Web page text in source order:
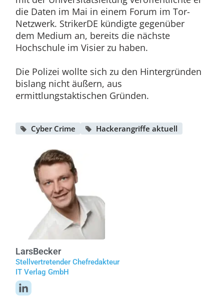
die Daten im Mai in einem Forum im Tor-
Netzwerk. StrikerDE kündigte gegenüber
dem Medium an, bereits die nächste
Hochschule im Visier zu haben.
Die Polizei wollte sich zu den Hintergründen
bislang nicht äußern, aus
ermittlungstaktischen Gründen.
Cyber Crime Hackerangriffe aktuell
LarsBecker
Stellvertretender Chefredakteur
IT Verlag GmbH